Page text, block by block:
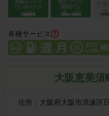
各種サービス
大阪恵美須
住所： 大阪府大阪市浪速区